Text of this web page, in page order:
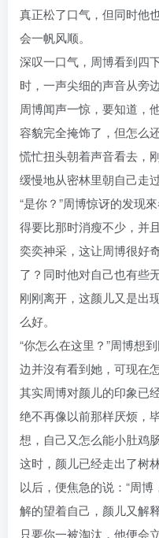
真正松了口气，但同时他
会一帆风顺。
深叹一口气，周博看到四
时，一声尖细的声音从旁
周博闻声一惊，要知道，
容貌完全掩饰了，但怎么
慌忙扭头朝着声音看去，
缓慢地从密林里朝自己走过
“是你？”周博惊讶的发现
得要比那时消瘦不少，并
奕奕神采，这让周博很好
了？同时他对自己也有些
刚刚离开，这颜儿又是出
么好。
“你怎么在这里？”周博想
边并沒有看到她，可现在
其实周博对颜儿的印象已
绝不再像以前那样厌烦，
想，自己又怎么能小肚鸡
这时，颜儿已经走出了树
以后，便焦急的说：“周
解的望着自己，颜儿又解
只要你一被淘汰，他便会